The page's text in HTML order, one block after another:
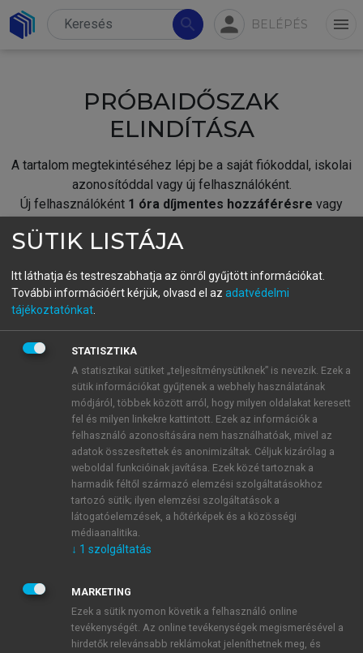
search person BELÉPÉS menu
PRÓBAIDŐSZAK
ELINDÍTÁSA
A tartalom megtekintéséhez lépj be a saját fiókoddal, iskolai
azonosítóddal vagy új felhasználóként.
Új felhasználóként 1 óra díjmentes hozzáférésre vagy
fiókoddal,vagy hozz létre új fiókot.
A regisztráció után apróbaidőszakautomatikusan
BELÉPÉS SAJÁT FIÓKKAL
ÚJ FIÓK LÉTREHOZÁSA
1 óra díjmentes hozzáférés
E-MAIL-CÍM
JELSZÓ
JELSZÓ ÚJRA
SÜTIK LISTÁJA
Itt láthatja és testreszabhatja az önről gyűjtött információkat.
További információért kérjük, olvasd el az adatvédelmi
tájékoztatónkat
STATISZTIKA
A statisztikai sütiket „teljesítménysütiknek” is nevezik. Ezek a
sütik információkat gyűjtenek a webhely használatának
módjáról, többek között arról, hogy milyen oldalakat keresett
fel és milyen linkekre kattintott. Ezek az információk a
felhasználó azonosítására nem használhatóak, mivel az
adatok összesítettek és anonimizáltak. Céljuk kizárólag a
weboldal funkcióinak javítása. Ezek közé tartoznak a
harmadik féltől származó elemzési szolgáltatásokhoz
tartozó sütik; ilyen elemzési szolgáltatások a
látogatóelemzések, a hőtérképek és a közösségi
médiaanalitika.
↓ 1 szolgáltatás
MARKETING
Ezek a sütik nyomon követik a felhasználó online
tevékenységét. Az online tevékenységek megismerésével a
hirdetők relevánsabb reklámokat jeleníthetnek meg, és